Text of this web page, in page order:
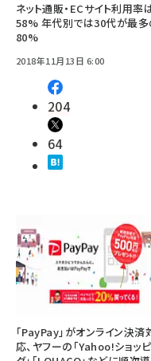
ネット通販・ECサイト利用率
58% 年代別では30代が最
80%
2018年11月13日 6:00
204
64
「PayPay」がオンライン決済
応、ヤフーの「Yahoo!ショッ